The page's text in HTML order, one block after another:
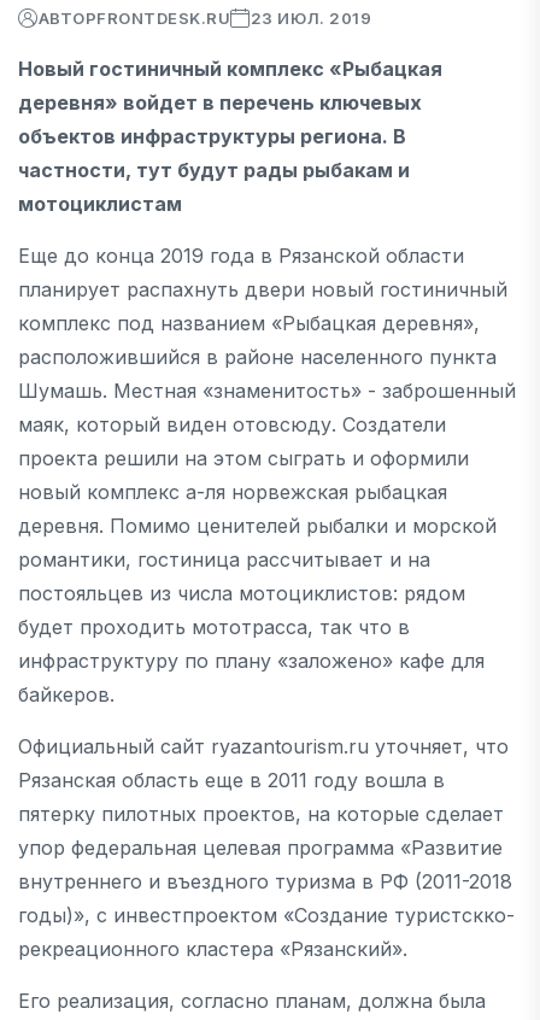
АВТОРFRONTDESK.RU 23 ИЮЛ. 2019
Новый гостиничный комплекс «Рыбацкая
деревня» войдет в перечень ключевых
объектов инфраструктуры региона. В
частности, тут будут рады рыбакам и
мотоциклистам
Еще до конца 2019 года в Рязанской области
планирует распахнуть двери новый гостиничный
комплекс под названием «Рыбацкая деревня»,
расположившийся в районе населенного пункта
Шумашь. Местная «знаменитость» - заброшенный
маяк, который виден отовсюду. Создатели
проекта решили на этом сыграть и оформили
новый комплекс а-ля норвежская рыбацкая
деревня. Помимо ценителей рыбалки и морской
романтики, гостиница рассчитывает и на
постояльцев из числа мотоциклистов: рядом
будет проходить мототрасса, так что в
инфраструктуру по плану «заложено» кафе для
байкеров.
Официальный сайт ryazantourism.ru уточняет, что
Рязанская область еще в 2011 году вошла в
пятерку пилотных проектов, на которые сделает
упор федеральная целевая программа «Развитие
внутреннего и въездного туризма в РФ (2011-2018
годы)», с инвестпроектом «Создание туристскко-
рекреационного кластера «Рязанский».
Его реализация, согласно планам, должна была